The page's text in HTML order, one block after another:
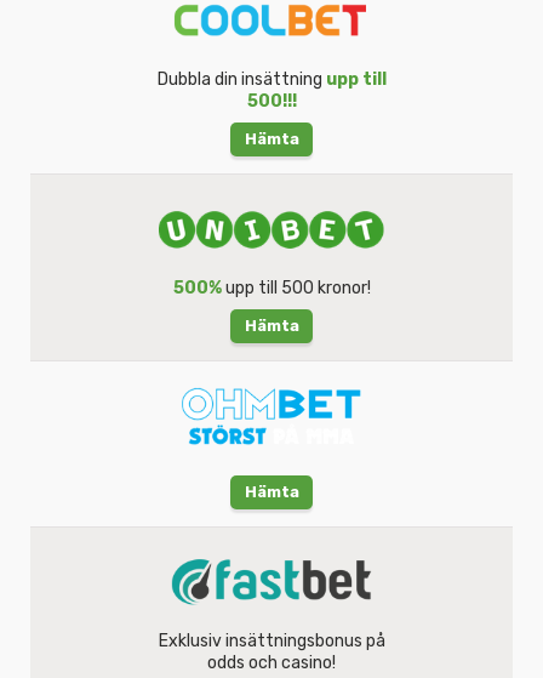
Dubbla din insättning upp till
500!!!
Hämta
500%upp till 500 kronor!
Hämta
Hämta
Exklusiv insättningsbonus på
odds och casino!